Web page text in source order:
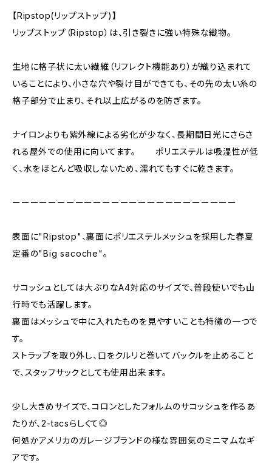
【Ripstop(リップストップ)】
リップストップ（Ripstop）は、引き裂きに強い特殊な織物。
生地に格子状に太い繊維（リフレクト機能あり）が織り込まれて
いることにより、小さな穴や裂け目ができても、その先の太い糸の
格子部分で止まり、それ以上広がるのを防ぎます。
ナイロンよりも紫外線による劣化が少なく、長期間日光にさらさ
れる屋外での使用に向いてます。 ポリエステルは吸湿性が低
く、水をほとんど吸収しないため、濡れてもすぐに乾きます。
ーーーーーーーーーーーーーーーーーーーーーーーーー
表面に"Ripstop"、裏面にポリエステルメッシュを採用した春夏
定番の"Big sacoche"。
サコッシュとしては大ぶりなA4対応のサイズで、普段使いでも山
行時でも活躍します。
裏面はメッシュで中に入れたものを見やすいことも特徴の一つで
す。
ストラップを取り外し、口をクルリと巻いてバックルを止めること
で、スタッフサックとしても使用出来ます。
少し大きめサイズで、コロンとしたフォルムのサコッシュを作るあ
たりが、2-tacsらしくて◎
何処かアメリカのガレージブランドの様な雰囲気のミニマムなギ
アです。